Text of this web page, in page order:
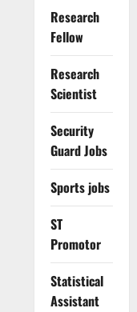
Research
Fellow
Research
Scientist
Security
Guard Jobs
Sports jobs
ST
Promotor
Statistical
Assistant